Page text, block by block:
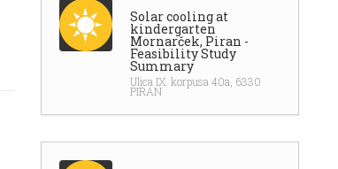
Solar cooling at
kindergarten
Mornarček, Piran -
Feasibility Study
Summary
Ulica IX. korpusa 40a, 6330
PIRAN